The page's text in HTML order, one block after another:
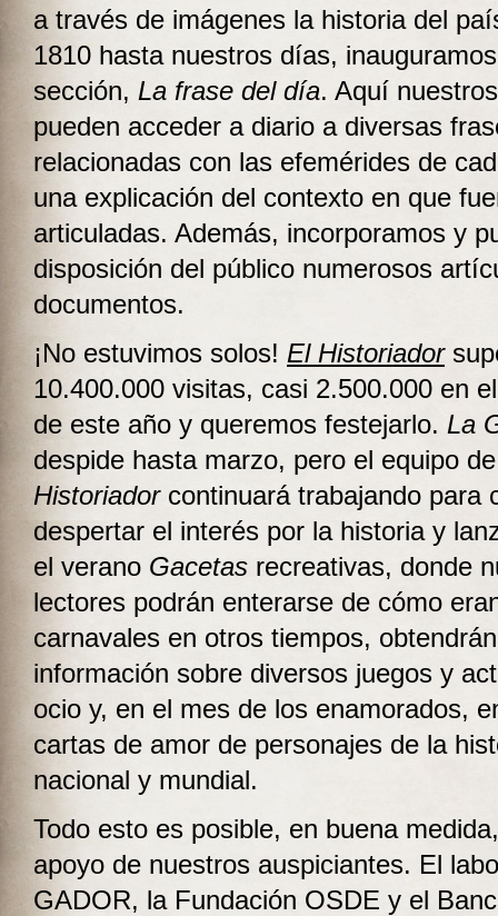
a través de imágenes la historia del
1810 hasta nuestros días,
sección, La frase del día. Aquí
pueden acceder a diario a diversas
relacionadas con las efemérides de
una explicación del contexto en que
articuladas. Además, incorporamos y
disposición del público numerosos
documentos.
¡No estuvimos solos! El Historiador
10.400.000 visitas, casi 2.500.000 en
de este año y queremos festejarlo. La
despide hasta marzo, pero el equipo
Historiadorcontinuará trabajando para
despertar el interés por la historia y
el verano Gacetas recreativas, donde
lectores podrán enterarse de cómo
carnavales en otros tiempos, obtendrán
información sobre diversos juegos y
ocio y, en el mes de los enamorados,
cartas de amor de personajes de la
nacional y mundial.
Todo esto es posible, en buena
apoyo de nuestros auspiciantes. El
GADOR, la Fundación OSDE y el